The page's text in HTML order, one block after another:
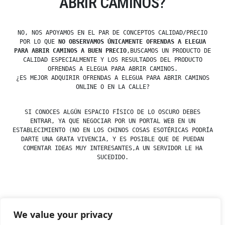
We value your privacy
NO, NOS APOYAMOS EN EL PAR DE CONCEPTOS CALIDAD/PRECIO
POR LO QUE
NO OBSERVAMOS ÚNICAMENTE OFRENDAS A ELEGUA
PARA ABRIR CAMINOS A BUEN PRECIO,BUSCAMOS UN PRODUCTO DE
CALIDAD ESPECIALMENTE Y LOS RESULTADOS DEL PRODUCTO
OFRENDAS A ELEGUA PARA ABRIR CAMINOS.
¿ES MEJOR ADQUIRIR OFRENDAS A ELEGUA PARA ABRIR CAMINOS
ONLINE O EN LA CALLE?
SI CONOCES ALGÚN ESPACIO FÍSICO DE LO OSCURO DEBES
ENTRAR, YA QUE NEGOCIAR POR UN PORTAL WEB EN UN
ESTABLECIMIENTO (NO EN LOS CHINOS COSAS ESOTÉRICAS PODRÍA
DARTE UNA GRATA VIVENCIA, Y ES POSIBLE QUE DE PUEDAN
COMENTAR IDEAS MUY INTERESANTES,A UN SERVIDOR LE HA
SUCEDIDO.
by
Posted
Uncategorized